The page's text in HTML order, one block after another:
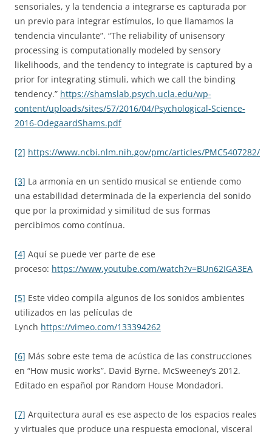
sensoriales, y la tendencia a integrarse es capturada por
un previo para integrar estímulos, lo que llamamos la
tendencia vinculante”. “The reliability of unisensory
processing is computationally modeled by sensory
likelihoods, and the tendency to integrate is captured by a
prior for integrating stimuli, which we call the binding
tendency.” https://shamslab.psych.ucla.edu/wp-
content/uploads/sites/57/2016/04/Psychological-Science-
2016-OdegaardShams.pdf
[2] https://www.ncbi.nlm.nih.gov/pmc/articles/PMC5407282/
[3] La armonía en un sentido musical se entiende como
una estabilidad determinada de la experiencia del sonido
que por la proximidad y similitud de sus formas
percibimos como contínua.
[4] Aquí se puede ver parte de ese
proceso: https://www.youtube.com/watch?v=BUn62IGA3EA
[5] Este video compila algunos de los sonidos ambientes
utilizados en las películas de
Lynch https://vimeo.com/133394262
[6] Más sobre este tema de acústica de las construcciones
en “How music works”. David Byrne. McSweeney’s 2012.
Editado en español por Random House Mondadori.
[7] Arquitectura aural es ese aspecto de los espacios reales
y virtuales que produce una respuesta emocional, visceral